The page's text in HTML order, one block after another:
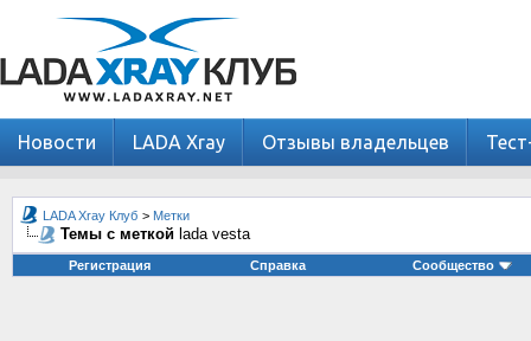
Новости LADA Xray Отзывы владельцев
LADA Xray Клуб > Метки
Темы с меткой lada vesta
Регистрация Справка Сообщество